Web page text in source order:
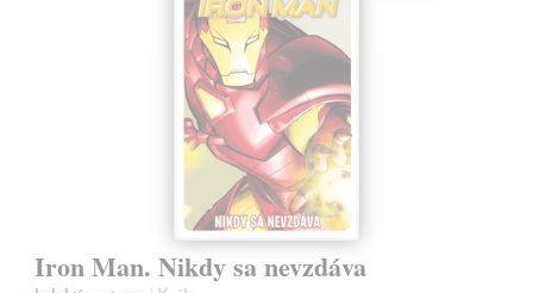
Iron Man. Nikdy sa nevzdáva